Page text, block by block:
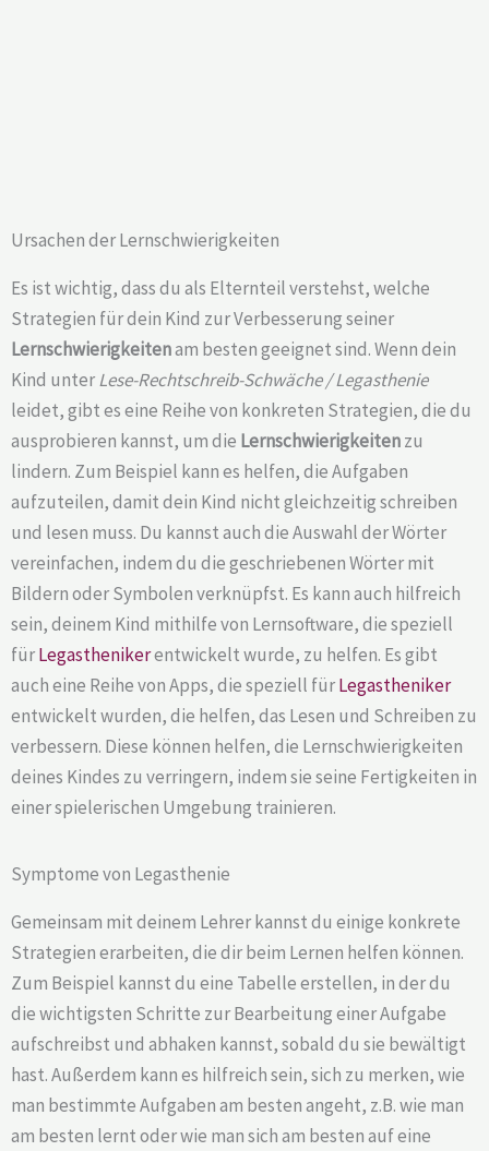
Ursachen der Lernschwierigkeiten
Es ist wichtig, dass du als Elternteil verstehst, welche
Strategien für dein Kind zur Verbesserung seiner
Lernschwierigkeitenam besten geeignet sind. Wenn dein
Kind unterLese-Rechtschreib-Schwäche / Legasthenie
leidet, gibt es eine Reihe von konkreten Strategien, die du
ausprobieren kannst, um die Lernschwierigkeitenzu
lindern. Zum Beispiel kann es helfen, die Aufgaben
aufzuteilen, damit dein Kind nicht gleichzeitig schreiben
und lesen muss. Du kannst auch die Auswahl der Wörter
vereinfachen, indem du die geschriebenen Wörter mit
Bildern oder Symbolen verknüpfst. Es kann auch hilfreich
sein, deinem Kind mithilfe von Lernsoftware, die speziell
fürLegasthenikerentwickelt wurde, zu helfen. Es gibt
auch eine Reihe von Apps, die speziell fürLegastheniker
entwickelt wurden, die helfen, das Lesen und Schreiben zu
verbessern. Diese können helfen, die Lernschwierigkeiten
deines Kindes zu verringern, indem sie seine Fertigkeiten in
einer spielerischen Umgebung trainieren.
Symptome von Legasthenie
Gemeinsam mit deinem Lehrer kannst du einige konkrete
Strategien erarbeiten, die dir beim Lernen helfen können.
Zum Beispiel kannst du eine Tabelle erstellen, in der du
die wichtigsten Schritte zur Bearbeitung einer Aufgabe
aufschreibst und abhaken kannst, sobald du sie bewältigt
hast. Außerdem kann es hilfreich sein, sich zu merken, wie
man bestimmte Aufgaben am besten angeht, z.B. wie man
am besten lernt oder wie man sich am besten auf eine